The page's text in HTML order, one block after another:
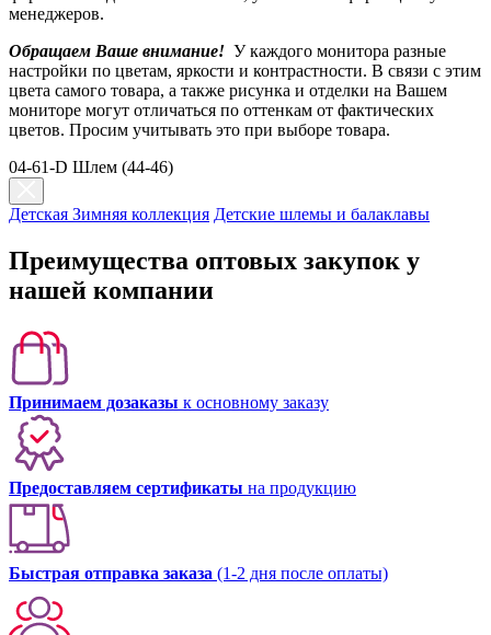
менеджеров.
Обращаем Ваше внимание! У каждого монитора разные
настройки по цветам, яркости и контрастности. В связи с этим
цвета самого товара, а также рисунка и отделки на Вашем
мониторе могут отличаться по оттенкам от фактических
цветов. Просим учитывать это при выборе товара.
04-61-D Шлем (44-46)
Детская Зимняя коллекция Детские шлемы и балаклавы
Преимущества оптовых закупок у
нашей компании
Принимаем дозаказы к основному заказу
Предоставляем сертификаты на продукцию
Быстрая отправка заказа (1-2 дня после оплаты)